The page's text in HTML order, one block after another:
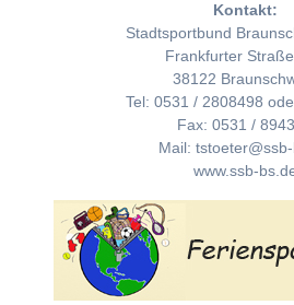
Kontakt:
Stadtsportbund
Frankfurter
38122
Tel: 0531 / 2808498
Fax: 0531 /
Mail:
www.ssb-